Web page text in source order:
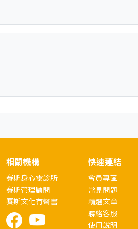
相關機構
賽斯身心靈診所
賽斯管理顧問
賽斯文化有聲書
快速連結
會員專區
常見問題
精選文章
聯絡客服
使用說明